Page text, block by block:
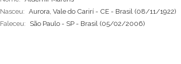
Nasceu: Aurora, Vale do Carirí - CE - Brasil (08/11/1922)
Faleceu:
São Paulo - SP - Brasil (05/02/2006)